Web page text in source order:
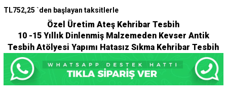
TL752,25 `den başlayan taksitlerle
Özel Üretim Ateş Kehribar Tesbih
10 -15 Yıllık Dinlenmiş Malzemeden Kevser Antik
Tesbih Atölyesi Yapımı Hatasız Sıkma Kehribar Tesbih